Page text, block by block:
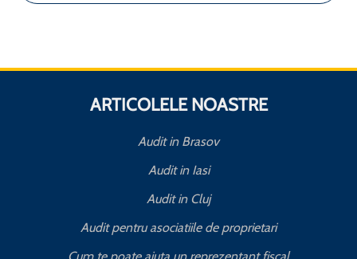
ARTICOLELE NOASTRE
Audit in Brasov
Audit in Iasi
Audit in Cluj
Audit pentru asociatiile de proprietari